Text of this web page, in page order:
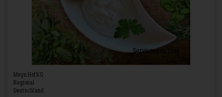
Meyn Hof KG
Regional
Deutschland